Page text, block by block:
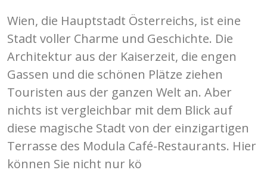
Wien, die Hauptstadt Österreichs, ist eine
Stadt voller Charme und Geschichte. Die
Architektur aus der Kaiserzeit, die engen
Gassen und die schönen Plätze ziehen
Touristen aus der ganzen Welt an. Aber
nichts ist vergleichbar mit dem Blick auf
diese magische Stadt von der einzigartigen
Terrasse des Modula Café-Restaurants. Hier
können Sie nicht nur kö